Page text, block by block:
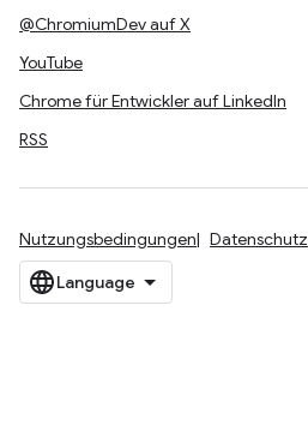
@ChromiumDev auf X
YouTube
Chrome für Entwickler auf LinkedIn
RSS
Nutzungsbedingungen Datenschutz